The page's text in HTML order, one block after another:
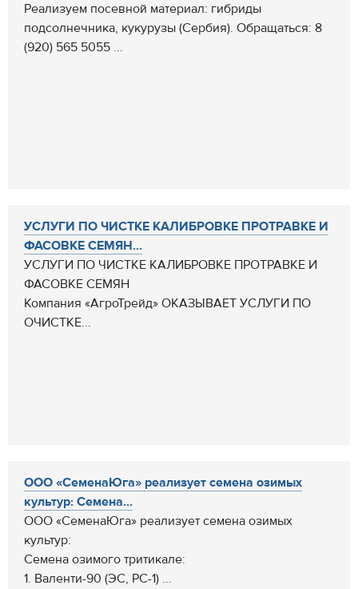
Реализуем посевной материал: гибриды
подсолнечника, кукурузы (Сербия). Обращаться: 8
(920) 565 5055 ...
УСЛУГИ ПО ЧИСТКЕ КАЛИБРОВКЕ ПРОТРАВКЕ И
ФАСОВКЕ СЕМЯН...
УСЛУГИ ПО ЧИСТКЕ КАЛИБРОВКЕ ПРОТРАВКЕ И
ФАСОВКЕ СЕМЯН
Компания «АгроТрейд» ОКАЗЫВАЕТ УСЛУГИ ПО
ОЧИСТКЕ...
ООО «СеменаЮга» реализует семена озимых
культур: Семена...
ООО «СеменаЮга» реализует семена озимых
культур:
Семена озимого тритикале:
1. Валенти-90 (ЭС, РС-1) ...